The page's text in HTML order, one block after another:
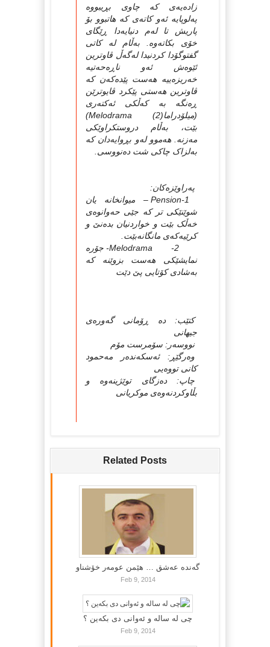
زاده‌یه‌ی که‌ چاوی بڕیبووه‌
په‌لوپایه‌ ئه‌و کاته‌ی که‌ هاتبوو بۆ
پاریش تا له‌م دنیایه‌دا ڕێگای
خۆی بکاته‌وه‌. به‌ڵام له‌ کاتی
گفتوگۆدا کردنیدا له‌گه‌ڵ ڤاوترین
ئێوه‌ش ئه‌و ناڕه‌حه‌تیه‌
خه‌ریزه‌ییه‌ هه‌ست پێده‌که‌ن که‌
ڤاوترین هه‌ستی پێکرد ڤایوترێن
ڕه‌نگه‌ به‌ که‌ڵکی ئه‌کته‌ری
(میلۆدراما(2) Melodrama)
بێت، به‌ڵام دروستکراوێکی
مه‌زنه‌. هه‌موو له‌و بڕوایه‌دان که‌
به‌لزاک چاکی شت ده‌نووسی.
په‌راوێزه‌کان:
1-Pension – میوانخانه‌ یان
شوێنێکی تر که‌ جێی حه‌وانوه‌ی
خه‌ڵک بێت و خواردنیان بده‌نێ و
کرێیه‌که‌ی مانگانه‌بێت.
2- Melodrama- جۆره‌
نمایشێكی هه‌ست بزوێنه‌ که‌
به‌شادی کۆتایی پێ دێت
کتێب: ده‌ ڕۆمانی گه‌وره‌ی
جیهانی
نووسه‌ر: سۆمرست مۆم
وه‌رگێڕ: ئه‌سکه‌نده‌ر مه‌حمود
کانی تووه‌یی
چاپ: ده‌زگای توێژینه‌وه‌ و
بڵاوکردنه‌وه‌ی موکریانی
Related Posts
گه‌نده‌ عه‌شق … هێمن عومه‌ر خۆشناو
Feb 9, 2014
چی لە سالە و ئەوانی دی بكەین ؟
Feb 9, 2014